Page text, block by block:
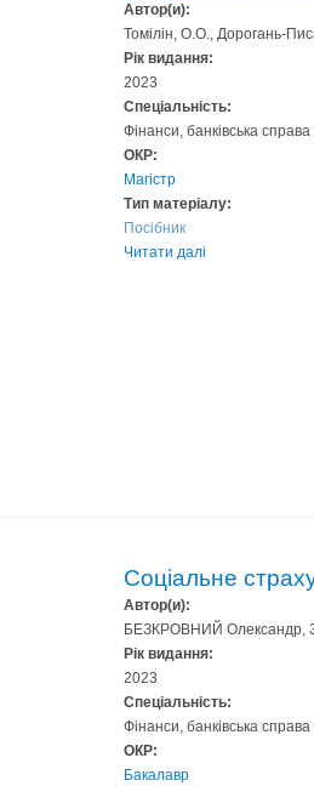
Автор(и):
Томілін, О.О., Дорогань-
Рік видання:
2023
Спеціальність:
Фінанси, банківська
ОКР:
Магістр
Тип матеріалу:
Посібник
Читати далі
Соціальне
Автор(и):
БЕЗКРОВНИЙ Олександр,
Рік видання:
2023
Спеціальність:
Фінанси, банківська
ОКР:
Бакалавр